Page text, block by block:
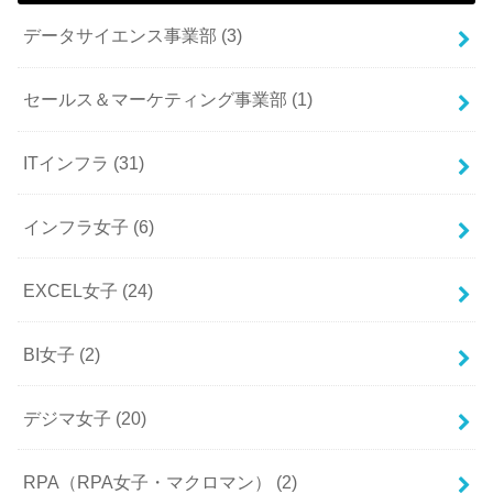
データサイエンス事業部 (3)
セールス＆マーケティング事業部 (1)
ITインフラ (31)
インフラ女子 (6)
EXCEL女子 (24)
BI女子 (2)
デジマ女子 (20)
RPA（RPA女子・マクロマン） (2)